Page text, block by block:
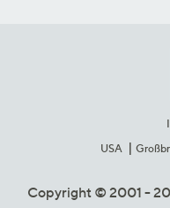
USA
Copyright © 2001 -